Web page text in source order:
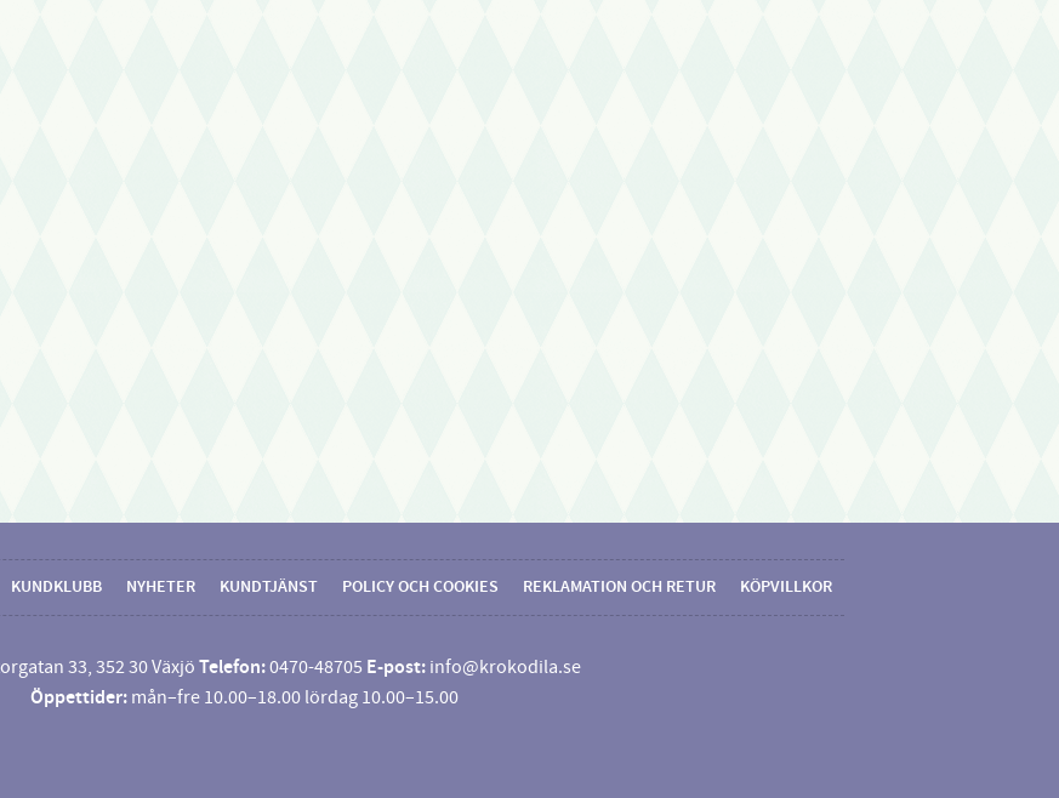
KUNDKLUBB NYHETER KUNDTJÄNST POLICY OCH COOKIES REKLAMATION OCH RETUR KÖPVILLKOR
33, 352 30 Växjö Telefon:0470-48705 E-post: info@krokodila.se
Öppettider:mån–fre 10.00–18.00 lördag 10.00–15.00